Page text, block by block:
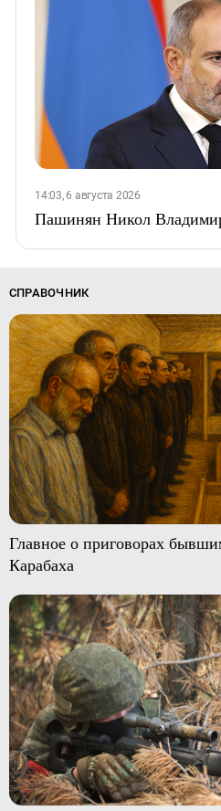
14:03, 6 августа 2026
Пашинян Никол
СПРАВОЧНИК
Главное о приговорах
Карабаха